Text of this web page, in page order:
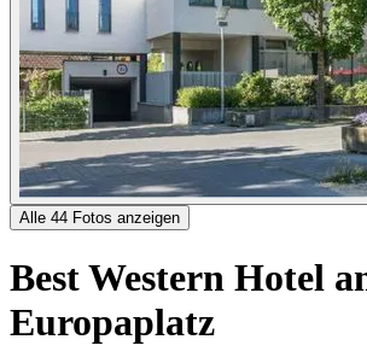
Alle 44 Fotos anzeigen
Best Western Hotel
Europaplatz